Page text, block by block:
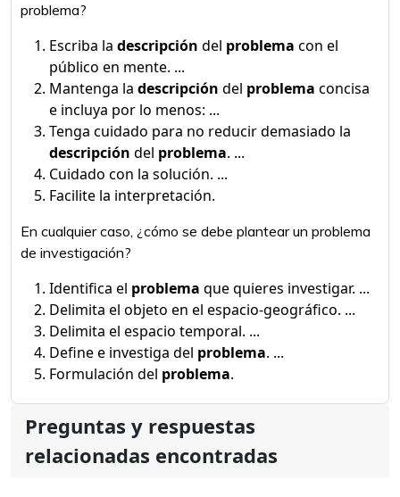
problema?
Escriba la descripción del problema con el
público en mente. ...
Mantenga la descripción del problema concisa
e incluya por lo menos: ...
Tenga cuidado para no reducir demasiado la
descripción del problema. ...
Cuidado con la solución. ...
Facilite la interpretación.
En cualquier caso, ¿cómo se debe plantear un problema
de investigación?
Identifica el problema que quieres investigar. ...
Delimita el objeto en el espacio-geográfico. ...
Delimita el espacio temporal. ...
Define e investiga del problema. ...
Formulación del problema.
Preguntas y respuestas
relacionadas encontradas